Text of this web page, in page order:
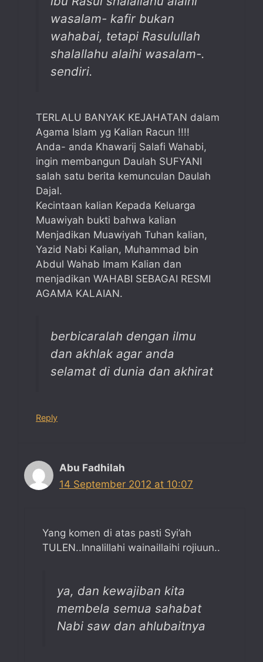
wasalam- kafir bukan
wahabai, tetapi Rasulullah
shalallahu alaihi wasalam-.
sendiri.
TERLALU BANYAK KEJAHATAN dalam
Agama Islam yg Kalian Racun !!!!
Anda- anda Khawarij Salafi Wahabi,
ingin membangun Daulah SUFYANI
salah satu berita kemunculan Daulah
Dajal.
Kecintaan kalian Kepada Keluarga
Muawiyah bukti bahwa kalian
Menjadikan Muawiyah Tuhan kalian,
Yazid Nabi Kalian, Muhammad bin
Abdul Wahab Imam Kalian dan
menjadikan WAHABI SEBAGAI RESMI
AGAMA KALAIAN.
berbicaralah dengan ilmu
dan akhlak agar anda
selamat di dunia dan akhirat
Reply
Abu Fadhilah
14 September 2012 at 10:07
Yang komen di atas pasti Syi’ah
TULEN..Innalillahi wainaillaihi rojiuun..
ya, dan kewajiban kita
membela semua sahabat
Nabi saw dan ahlubaitnya